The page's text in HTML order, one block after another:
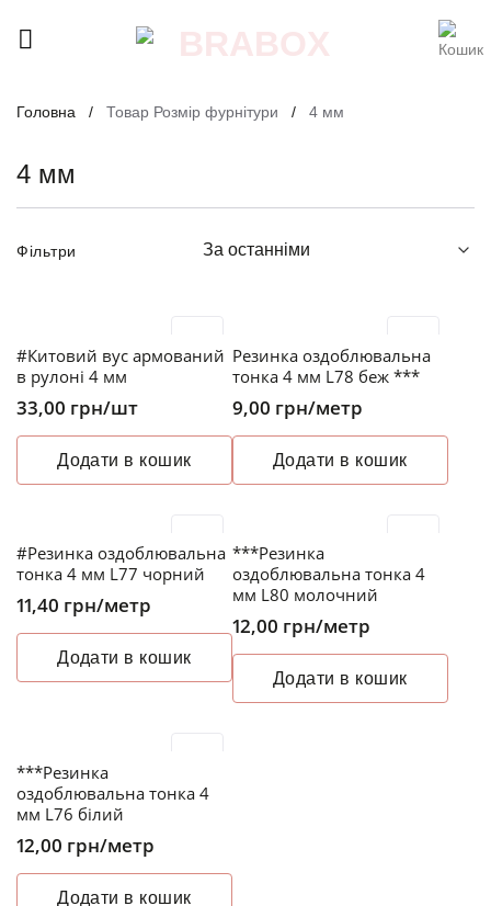
Головна / Товар Розмір фурнітури / 4 мм
4 мм
Фільтри
#Китовий вус армований
в рулоні 4 мм
33,00 грн/шт
Додати в кошик
Резинка оздоблювальна
тонка 4 мм L78 беж ***
9,00 грн/метр
Додати в кошик
#Резинка оздоблювальна
тонка 4 мм L77 чорний
11,40 грн/метр
Додати в кошик
***Резинка
оздоблювальна тонка 4
мм L80 молочний
12,00 грн/метр
Додати в кошик
***Резинка
оздоблювальна тонка 4
мм L76 білий
12,00 грн/метр
Додати в кошик